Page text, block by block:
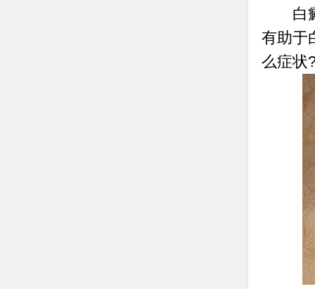
白癜
有助于
么症状